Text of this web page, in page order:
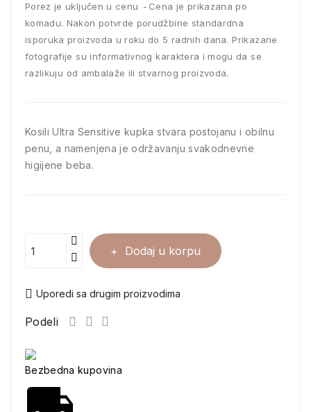
Porez je uključen u cenu
Cena je prikazana po
komadu. Nakon potvrde porudžbine standardna
isporuka proizvoda u roku do 5 radnih dana. Prikazane
fotografije su informativnog karaktera i mogu da se
razlikuju od ambalaže ili stvarnog proizvoda.
Kosili Ultra Sensitive kupka stvara postojanu i obilnu
penu, a namenjena je održavanju svakodnevne
higijene beba.
Dodaj u korpu
Uporedi sa drugim proizvodima
Podeli
Bezbedna kupovina